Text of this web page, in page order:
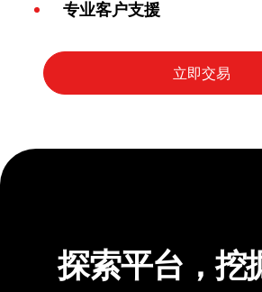
专业客户支援
探索平台，挖